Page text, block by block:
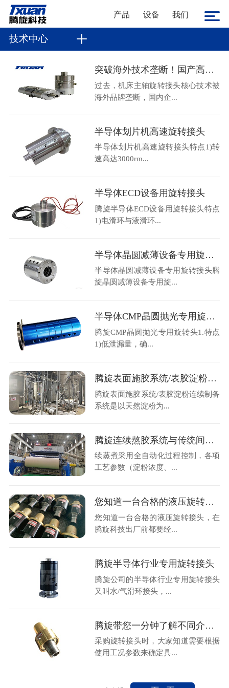
产品 设备 我们
技术中心
突破海外技术垄断！国产高速机床主轴旋转接头36000转高转速自主可控
过去，机床主轴旋转接头核心技术被
海外品牌垄断，国内企...
半导体划片机高速旋转接头
半导体划片机高速旋转接头特点1)转
速高达3000rm...
半导体ECD设备用旋转接头
腾旋半导体ECD设备用旋转接头特点
1)电滑环与液滑环...
半导体晶圆减薄设备专用旋转接头
半导体晶圆减薄设备专用旋转接头腾
旋晶圆减薄设备专用旋...
半导体CMP晶圆抛光专用旋转头
腾旋CMP晶圆抛光专用旋转头1.特点
1)低泄漏量，确...
腾旋表面施胶系统/表胶淀粉连续制备系统工艺描述
腾旋表面施胶系统/表胶淀粉连续制备
系统是以天然淀粉为...
腾旋连续熬胶系统与传统间歇蒸煮系统比较
续蒸煮采用全自动化过程控制，各项
工艺参数（淀粉浓度、...
您知道一台合格的液压旋转接头，在腾旋出厂前都要经历什么吗？
您知道一台合格的液压旋转接头，在
腾旋科技出厂前都要经...
腾旋半导体行业专用旋转接头
腾旋公司的半导体行业专用旋转接头
又叫水/气滑环接头，...
腾旋带您一分钟了解不同介质高温旋转接头
采购旋转接头时，大家知道需要根据
使用工况参数来确定具...